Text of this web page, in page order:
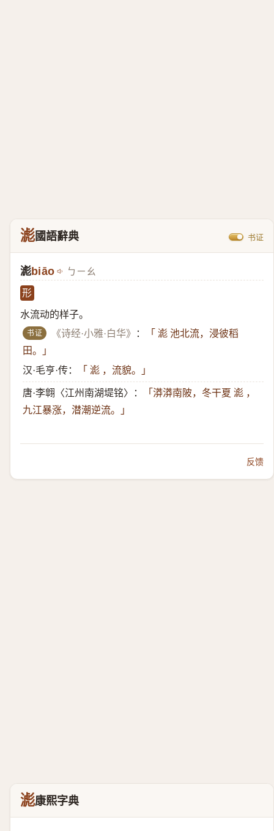
滮國語辭典 书证
滮biāo ㄅㄧㄠ
形
水流动的样子。
书证 《诗经·小雅·白华》 ：
「 滮 池北流，浸彼稻
田。」
汉·毛亨·传：
「 滮 ，流貌。」
唐·李翶〈江州南湖堤铭〉：
「漭漭南陂，冬干夏 滮 ，
九江暴涨，潜潮逆流。」
反馈
滮康熙字典